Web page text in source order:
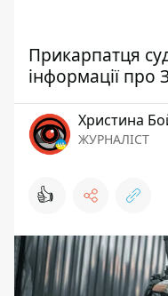
Прикарпатця
інформації про
Христина
ЖУРНАЛІСТ
👍